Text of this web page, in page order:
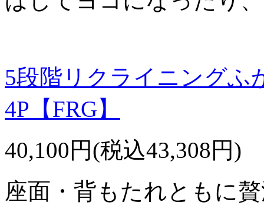
5段階リクライニングふ
4P【FRG】
40,100円(税込43,308円)
座面・背もたれともに